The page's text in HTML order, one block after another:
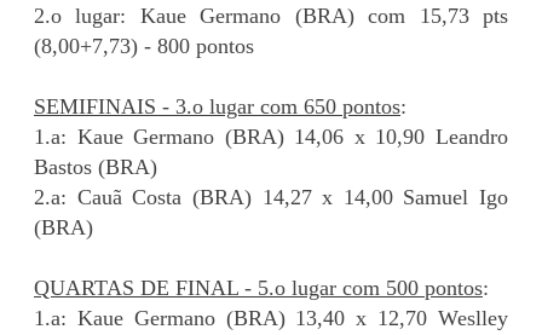
2.o lugar: Kaue Germano (BRA) com 15,73 pts
(8,00+7,73) - 800 pontos
SEMIFINAIS - 3.o lugar com 650 pontos:
1.a: Kaue Germano (BRA) 14,06 x 10,90 Leandro
Bastos (BRA)
2.a: Cauã Costa (BRA) 14,27 x 14,00 Samuel Igo
(BRA)
QUARTAS DE FINAL - 5.o lugar com 500 pontos:
1.a: Kaue Germano (BRA) 13,40 x 12,70 Weslley